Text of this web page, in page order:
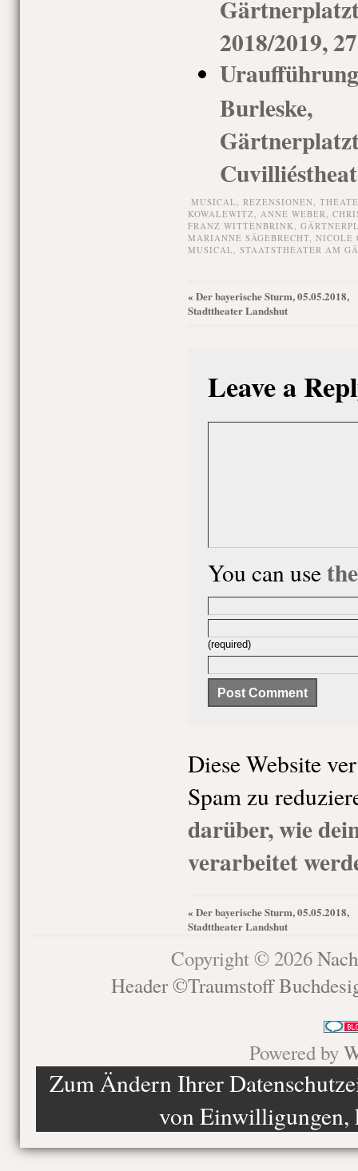
2018/2019,
MUSICAL, REZENSIONEN,
KOWALEWITZ, ANNE WEBER,
FRANZ WITTENBRINK,
MARIANNE SÄGEBRECHT, NICOLE
MUSICAL, STAATSTHEATER AM
« Der bayerische Sturm, 05.05.2018,
Stadttheater Landshut
Leave a
You can use
(required)
Diese Website
Spam zu
darüber, wie
verarbeitet
« Der bayerische Sturm, 05.05.2018,
Stadttheater Landshut
Copyright © 2026
Header ©Traumstoff
Powered by
Zum Ändern Ihrer
von